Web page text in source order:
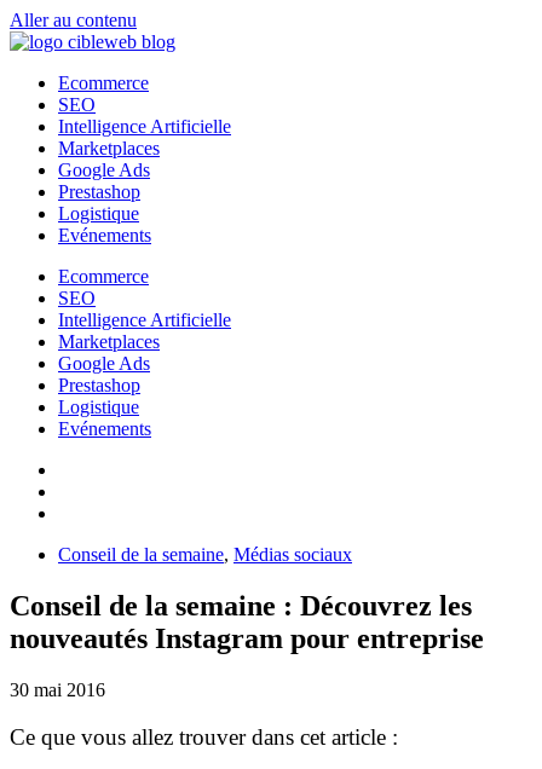
Aller au contenu
Ecommerce
SEO
Intelligence Artificielle
Marketplaces
Google Ads
Prestashop
Logistique
Evénements
Ecommerce
SEO
Intelligence Artificielle
Marketplaces
Google Ads
Prestashop
Logistique
Evénements
Conseil de la semaine, Médias sociaux
Conseil de la semaine : Découvrez les
nouveautés Instagram pour entreprise
30 mai 2016
Ce que vous allez trouver dans cet article :